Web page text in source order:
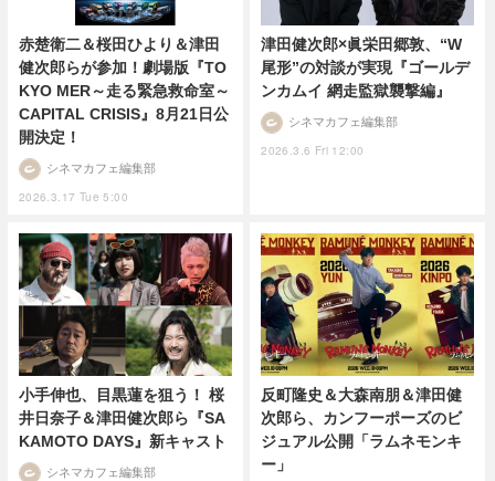
赤楚衛二＆桜田ひより＆津田
健次郎らが参加！劇場版『TO
KYO MER～走る緊急救命室～
CAPITAL CRISIS』8月21日公
開決定！
2026.3.17 Tue 5:00
シネマカフェ編集部
津田健次郎×眞栄田郷敦、“W
尾形”の対談が実現『ゴールデ
ンカムイ 網走監獄襲撃編』
2026.3.6 Fri 12:00
シネマカフェ編集部
小手伸也、目黒蓮を狙う！ 桜
井日奈子＆津田健次郎ら『SA
KAMOTO DAYS』新キャスト
シネマカフェ編集部
反町隆史＆大森南朋＆津田健
次郎ら、カンフーポーズのビ
ジュアル公開「ラムネモンキ
ー」